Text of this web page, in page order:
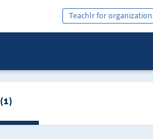
Teachlr for